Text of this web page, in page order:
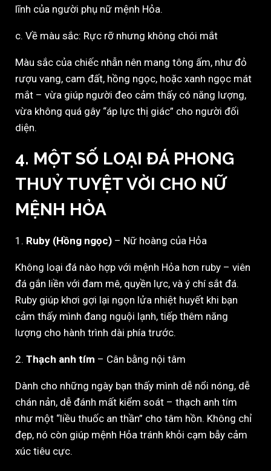
lĩnh của người phụ nữ mệnh Hỏa.
c. Về màu sắc: Rực rỡ nhưng không chói mắt
Màu sắc của chiếc nhẫn nên mang tông ấm, như đỏ
rượu vang, cam đất, hồng ngọc, hoặc xanh ngọc mát
mắt – vừa giúp người đeo cảm thấy có năng lượng,
vừa không quá gây “áp lực thị giác” cho người đối
diện.
4. MỘT SỐ LOẠI ĐÁ PHONG
THUỶ TUYỆT VỜI CHO NỮ
MỆNH HỎA
1. Ruby (Hồng ngọc) – Nữ hoàng của Hỏa
Không loại đá nào hợp với mệnh Hỏa hơn ruby – viên
đá gắn liền với đam mê, quyền lực, và ý chí sắt đá.
Ruby giúp khơi gợi lại ngọn lửa nhiệt huyết khi bạn
cảm thấy mình đang nguội lạnh, tiếp thêm năng
lượng cho hành trình dài phía trước.
2. Thạch anh tím – Cân bằng nội tâm
Dành cho những ngày bạn thấy mình dễ nổi nóng, dễ
chán nản, dễ đánh mất kiểm soát – thạch anh tím
như một “liều thuốc an thần” cho tâm hồn. Không chỉ
đẹp, nó còn giúp mệnh Hỏa tránh khỏi cạm bẫy cảm
xúc tiêu cực.